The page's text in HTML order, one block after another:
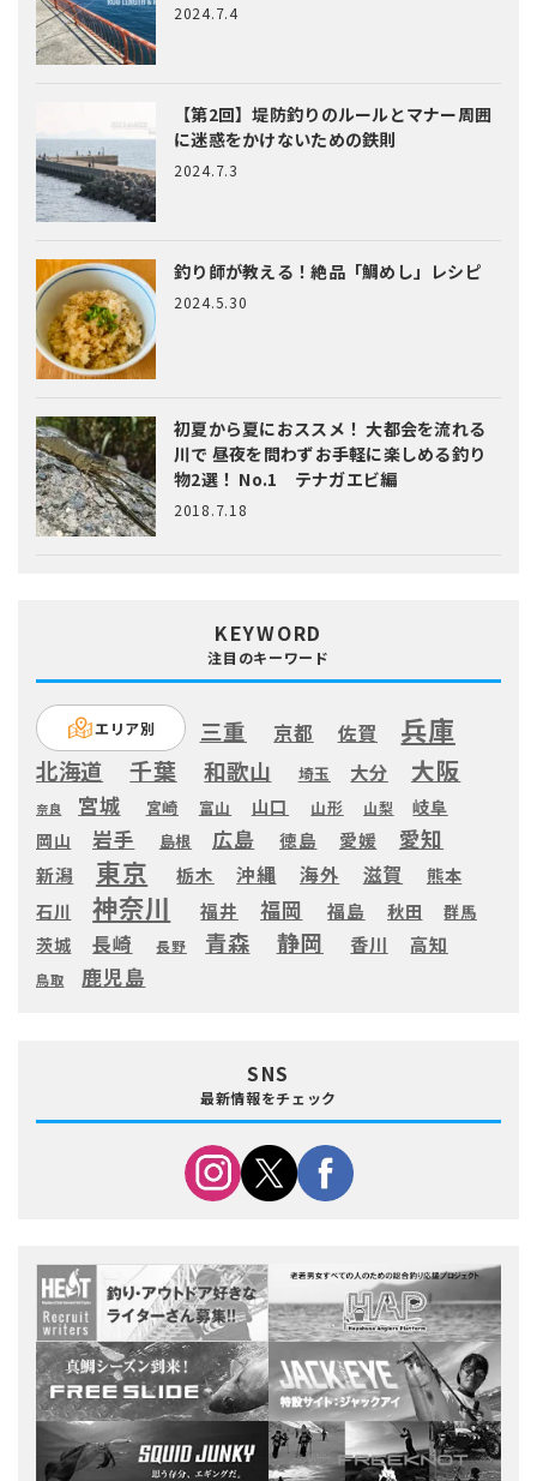
2024.7.4
【第2回】堤防釣りのルールとマナー周囲
に迷惑をかけないための鉄則
2024.7.3
釣り師が教える！絶品「鯛めし」レシピ
2024.5.30
初夏から夏におススメ！ 大都会を流れる
川で 昼夜を問わずお手軽に楽しめる釣り
物2選！ No.1 テナガエビ編
2018.7.18
KEYWORD
注目のキーワード
エリア別 三重 京都 佐賀 兵庫
北海道 千葉 和歌山 埼玉 大分 大阪
奈良 宮城 宮崎 富山 山口 山形 山梨
岐阜
岡山
岩手 島根 広島 徳島 愛媛 愛知
新潟 東京 栃木 沖縄 海外 滋賀
熊本
石川
神奈川 福井 福岡 福島 秋田 群馬
茨城 長崎 長野 青森 静岡 香川 高知
鳥取 鹿児島
SNS
最新情報をチェック